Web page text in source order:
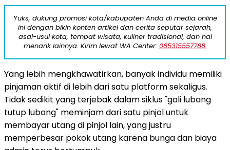
Yuks, dukung promosi kota/kabupaten Anda di media online
ini dengan bikin konten artikel dan cerita seputar sejarah,
asal-usul kota, tempat wisata, kuliner tradisional, dan hal
menarik lainnya. Kirim lewat WA Center: 085315557788.
Yang lebih mengkhawatirkan, banyak individu memiliki
pinjaman aktif di lebih dari satu platform sekaligus.
Tidak sedikit yang terjebak dalam siklus "gali lubang
tutup lubang" meminjam dari satu pinjol untuk
membayar utang di pinjol lain, yang justru
memperbesar pokok utang karena bunga dan biaya